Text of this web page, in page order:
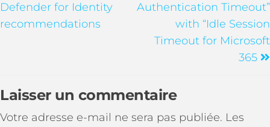
Defender for Identity
recommendations
Authentication Timeout”
with “Idle Session
Timeout for Microsoft
365
Laisser un commentaire
Votre adresse e-mail ne sera pas publiée. Les